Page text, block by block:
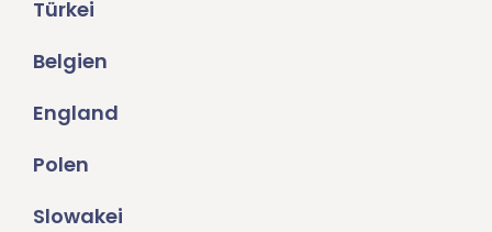
Türkei
Belgien
England
Polen
Slowakei